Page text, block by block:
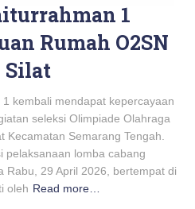
1
Rumah O2SN
Silat
kembali mendapat kepercayaan
seleksi Olimpiade Olahraga
Kecamatan Semarang Tengah.
pelaksanaan lomba cabang
Rabu, 29 April 2026, bertempat di
oleh Read more…